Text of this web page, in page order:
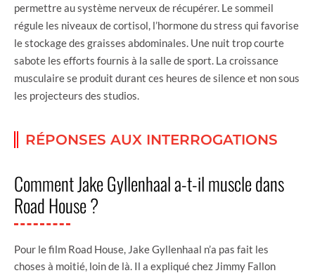
permettre au système nerveux de récupérer. Le sommeil
régule les niveaux de cortisol, l’hormone du stress qui favorise
le stockage des graisses abdominales. Une nuit trop courte
sabote les efforts fournis à la salle de sport. La croissance
musculaire se produit durant ces heures de silence et non sous
les projecteurs des studios.
RÉPONSES AUX INTERROGATIONS
Comment Jake Gyllenhaal a-t-il muscle dans
Road House ?
Pour le film Road House, Jake Gyllenhaal n’a pas fait les
choses à moitié, loin de là. Il a expliqué chez Jimmy Fallon